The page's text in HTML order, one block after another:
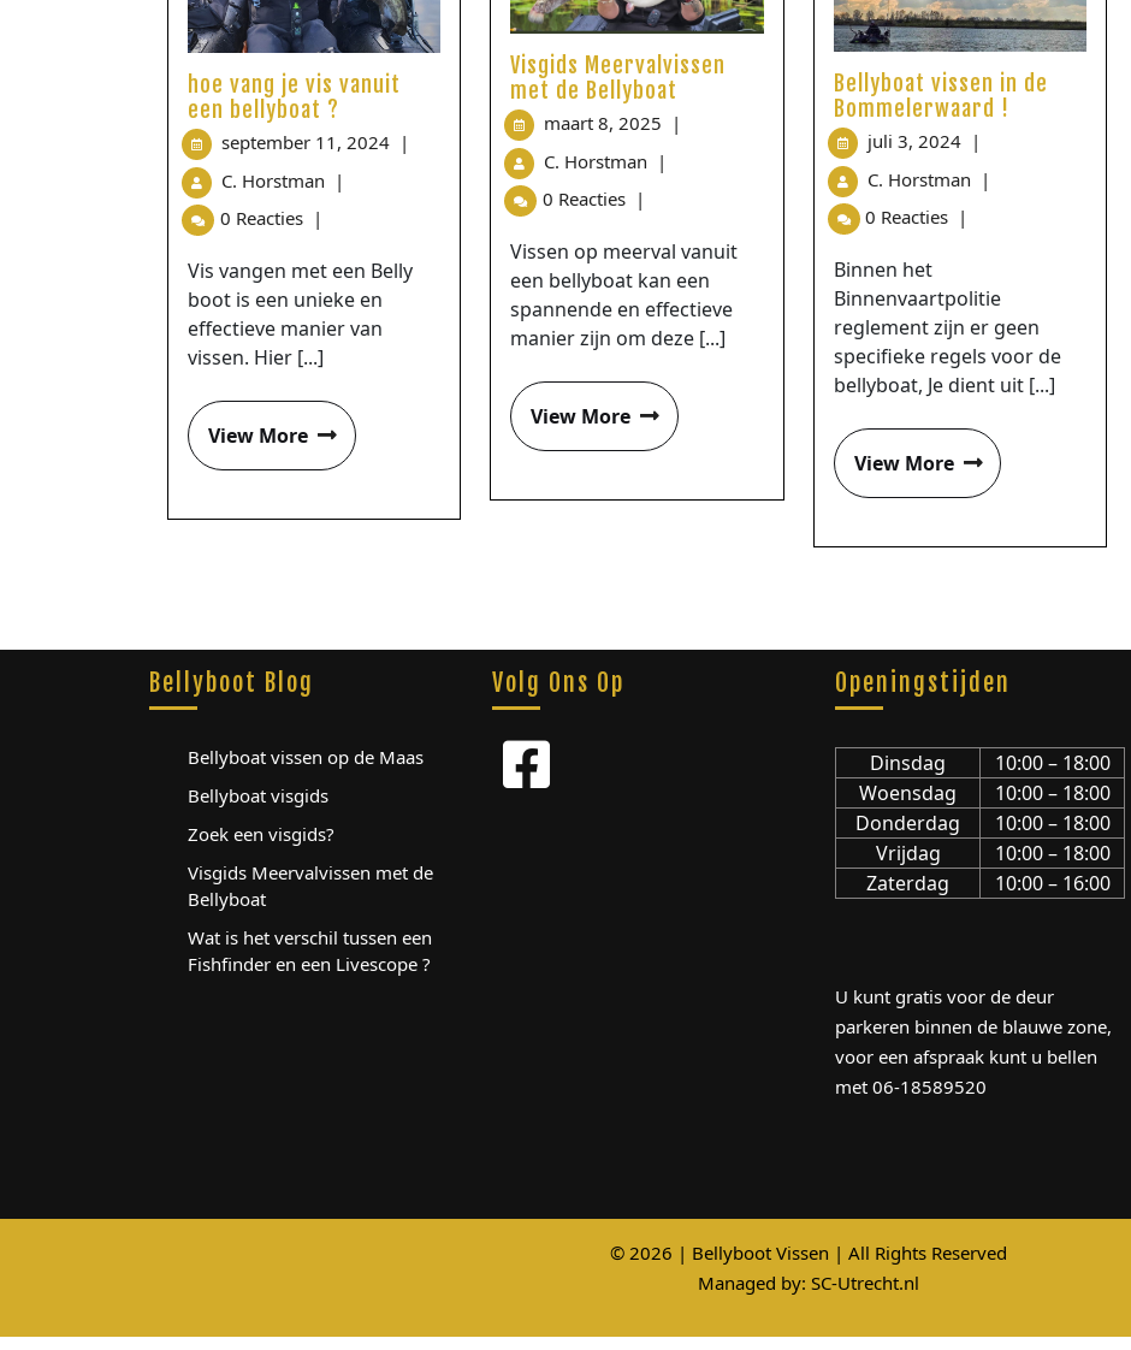
hoe vang je vis vanuit
een bellyboat ?
september 11, 2024 |
C. Horstman |
0 Reacties |
Vis vangen met een Belly
boot is een unieke en
effectieve manier van
vissen. Hier [...]
View More
Visgids Meervalvissen
met de Bellyboat
maart 8, 2025 |
C. Horstman |
0 Reacties |
Vissen op meerval vanuit
een bellyboat kan een
spannende en effectieve
manier zijn om deze [...]
View More
Bellyboat vissen in de
Bommelerwaard !
juli 3, 2024 |
C. Horstman |
0 Reacties |
Binnen het
Binnenvaartpolitie
reglement zijn er geen
specifieke regels voor de
bellyboat, Je dient uit [...]
View More
Bellyboot Blog
Bellyboat vissen op de Maas
Bellyboat visgids
Zoek een visgids?
Visgids Meervalvissen met de
Bellyboat
Wat is het verschil tussen een
Fishfinder en een Livescope ?
Volg Ons Op Openingstijden
Dinsdag
10:00 – 18:00
Woensdag
10:00 – 18:00
Donderdag
10:00 – 18:00
Vrijdag
10:00 – 18:00
Zaterdag
10:00 – 16:00
U kunt gratis voor de deur
parkeren binnen de blauwe zone,
voor een afspraak kunt u bellen
met 06-18589520
© 2026 | Bellyboot Vissen | All Rights Reserved
Managed by: SC-Utrecht.nl